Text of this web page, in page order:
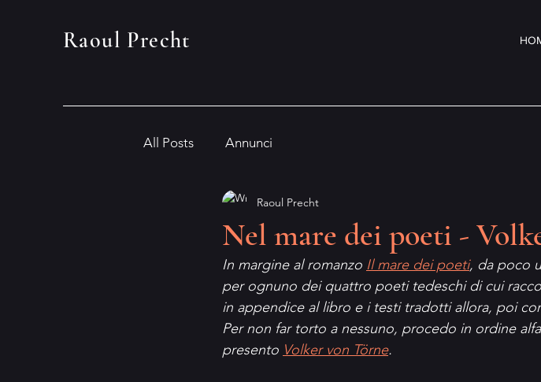
Raoul Precht
All Posts Annunci
Nel mare dei poeti -
Raoul Precht
In margine al romanzo Il mare dei poeti, da poco
per ognuno dei quattro poeti tedeschi di cui
in appendice al libro e i testi tradotti allora, poi
Per non far torto a nessuno, procedo in ordine
presento Volker von Törne.